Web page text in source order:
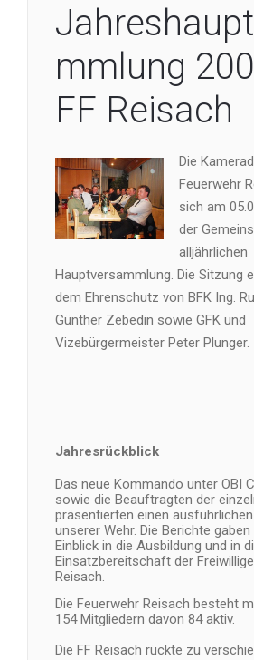
mmlung
FF Reisach
Die
Feuerwehr
sich am
der
alljährlichen
Hauptversammlung. Die Sitzung
dem Ehrenschutz von BFK Ing.
Günther Zebedin sowie GFK und
Vizebürgermeister Peter Plunger.
Jahresrückblick
Das neue Kommando unter OBI
sowie die Beauftragten der
präsentierten einen
unserer Wehr. Die Berichte
Einblick in die Ausbildung und in
Einsatzbereitschaft der
Reisach.
Die Feuerwehr Reisach besteht
154 Mitgliedern davon 84 aktiv.
Die FF Reisach rückte zu